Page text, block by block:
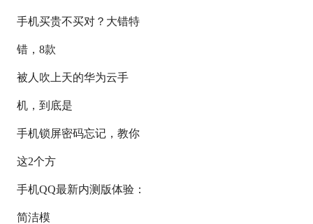
手机买贵不买对？大错特
错，8款
被人吹上天的华为云手
机，到底是
手机锁屏密码忘记，教你
这2个方
手机QQ最新内测版体验：
简洁模